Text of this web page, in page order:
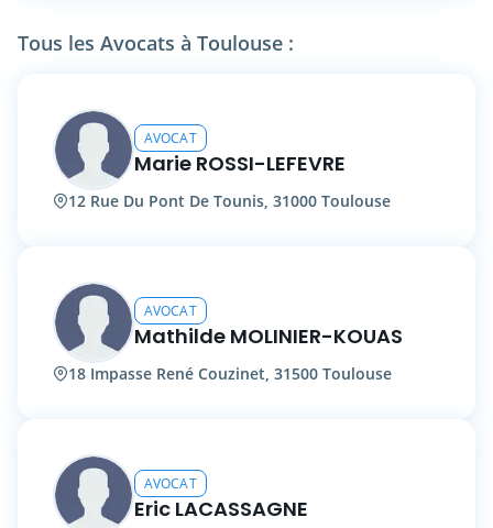
Tous les Avocats à Toulouse :
AVOCAT
Marie ROSSI-LEFEVRE
12 Rue Du Pont De Tounis, 31000 Toulouse
AVOCAT
Mathilde MOLINIER-KOUAS
18 Impasse René Couzinet, 31500 Toulouse
AVOCAT
Eric LACASSAGNE